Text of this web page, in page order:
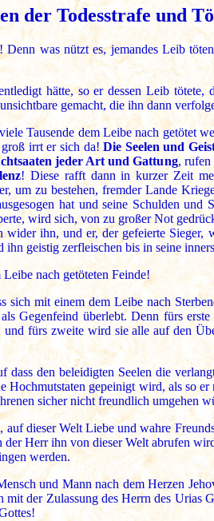
der Todesstrafe und
was nützt es, jemandes Leib
hätte, so er dessen Leib
gemacht, die ihn dann
Tausende dem Leibe nach getötet
groß irrt er sich da!Die Seelen und
jeder Art und Gattung, rufen
! Diese rafft dann in kurzer Zeit
um zu bestehen, fremder Lande
hat und seine Schulden
wird sich, von zu großer Not
wider ihn, und er, der gefeierte
geistig zerfleischen bis in seine
nach getöteten Feinde!
sich mit einem dem Leibe nach
Gegenfeind überlebt. Denn fürs
und fürs zweite wird sie alle auf den
den beleidigten Seelen die
Hochmutstaten gepeinigt wird, als so
sicher nicht freundlich umgehen
auf dieser Welt Liebe und wahre
Herr ihn von dieser Welt abrufen
werden.
und Mann nach dem Herzen
der Zulassung des Herrn des